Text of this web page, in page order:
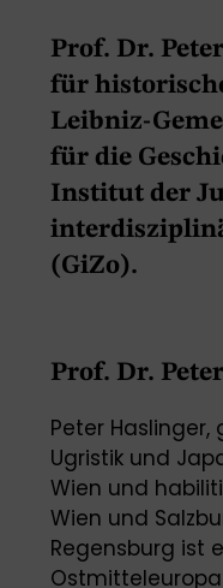
Prof. Dr.
für
Leibniz-
für die
Institut der
(GiZo).
Prof. Dr.
Peter Haslinger,
Ugristik und
Wien und
Wien und
Regensburg ist